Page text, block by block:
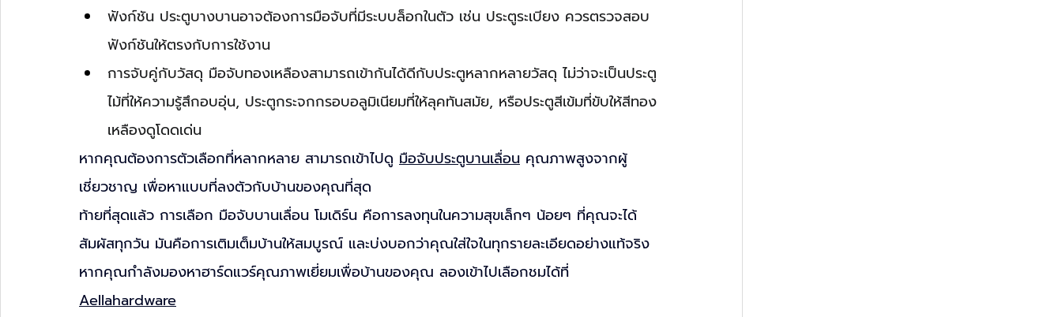
ฟังก์ชัน ประตูบางบานอาจต้องการมือจับที่มีระบบล็อกในตัว เช่น ประตูระเบียง ควรตรวจสอบ
ฟังก์ชันให้ตรงกับการใช้งาน
การจับคู่กับวัสดุ มือจับทองเหลืองสามารถเข้ากันได้ดีกับประตูหลากหลายวัสดุ ไม่ว่าจะเป็นประตู
ไม้ที่ให้ความรู้สึกอบอุ่น, ประตูกระจกกรอบอลูมิเนียมที่ให้ลุคทันสมัย, หรือประตูสีเข้มที่ขับให้สีทอง
เหลืองดูโดดเด่น
หากคุณต้องการตัวเลือกที่หลากหลาย สามารถเข้าไปดู มือจับประตูบานเลื่อน คุณภาพสูงจากผู้
เชี่ยวชาญ เพื่อหาแบบที่ลงตัวกับบ้านของคุณที่สุด
ท้ายที่สุดแล้ว การเลือก มือจับบานเลื่อน โมเดิร์น คือการลงทุนในความสุขเล็กๆ น้อยๆ ที่คุณจะได้
สัมผัสทุกวัน มันคือการเติมเต็มบ้านให้สมบูรณ์ และบ่งบอกว่าคุณใส่ใจในทุกรายละเอียดอย่างแท้จริง
หากคุณกำลังมองหาฮาร์ดแวร์คุณภาพเยี่ยมเพื่อบ้านของคุณ ลองเข้าไปเลือกชมได้ที่
Aellahardware